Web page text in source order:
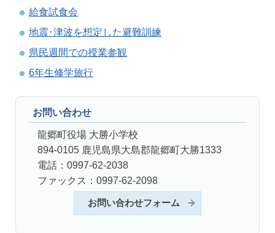
給食試食会
地震･津波を想定した避難訓練
県民週間での授業参観
6年生修学旅行
お問い合わせ
龍郷町役場 大勝小学校
894-0105 鹿児島県大島郡龍郷町大勝1333
電話：0997-62-2038
ファックス：0997-62-2098
お問い合わせフォーム